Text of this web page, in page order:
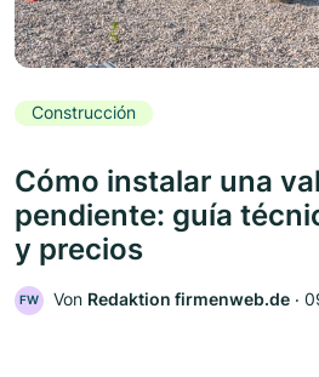
Construcción
Cómo instalar una
pendiente: guía
y precios
FW Von Redaktion firmenweb.de ‧